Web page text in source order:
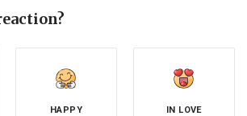
HAPPY IN LOVE